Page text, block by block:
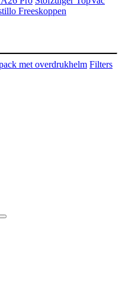
Freeskoppen
met overdrukhelm Filters